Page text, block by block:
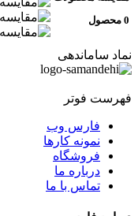
0 محصول
نماد ساماندهی
فهرست فوتر
فارس وب
نمونه کارها
فروشگاه
درباره ما
تماس با ما